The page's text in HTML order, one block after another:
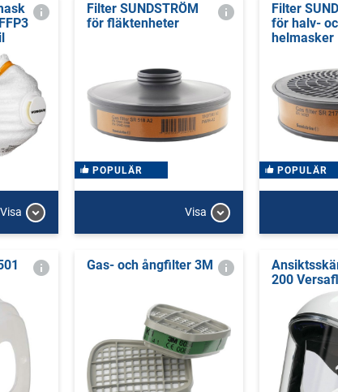
Visa
Filter SUNDSTRÖM
för fläktenheter
POPULÄR
Visa
Filter
för halv-
helmasker
POPULÄR
Gas- och ångfilter 3M
200